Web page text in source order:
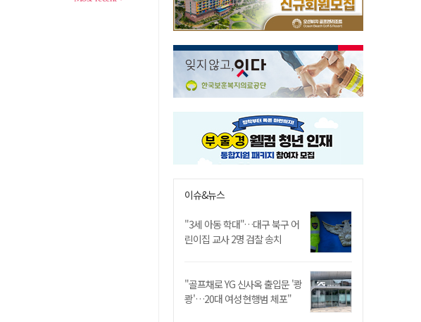
이슈&뉴스
"3세 아동 학대"…대구 북구 어
린이집 교사 2명 검찰 송치
"골프채로 YG 신사옥 출입문 '쾅
쾅'…20대 여성 현행범 체포"